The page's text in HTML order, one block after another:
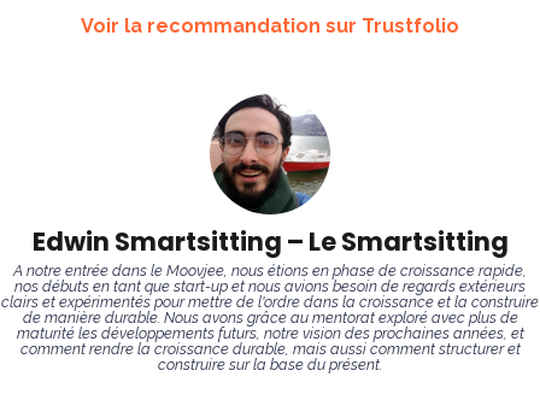
Voir la recommandation sur Trustfolio
Edwin Smartsitting – Le Smartsitting
A notre entrée dans le Moovjee, nous étions en phase de croissance rapide,
nos débuts en tant que start-up et nous avions besoin de regards extérieurs
clairs et expérimentés pour mettre de l'ordre dans la croissance et la construire
de manière durable. Nous avons grâce au mentorat exploré avec plus de
maturité les développements futurs, notre vision des prochaines années, et
comment rendre la croissance durable, mais aussi comment structurer et
construire sur la base du présent.